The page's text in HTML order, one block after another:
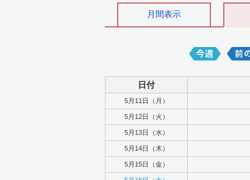
月間表示
日付
5月11日（月）
5月12日（火）
5月13日（水）
5月14日（木）
5月15日（金）